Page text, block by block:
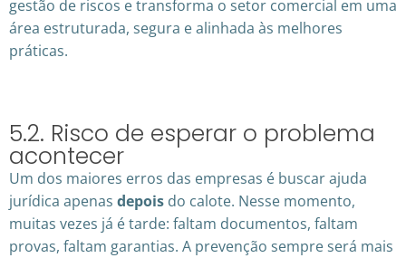
gestão de riscos e transforma o setor comercial em uma
área estruturada, segura e alinhada às melhores
práticas.
5.2. Risco de esperar o problema
acontecer
Um dos maiores erros das empresas é buscar ajuda
jurídica apenas depois do calote. Nesse momento,
muitas vezes já é tarde: faltam documentos, faltam
provas, faltam garantias. A prevenção sempre será mais